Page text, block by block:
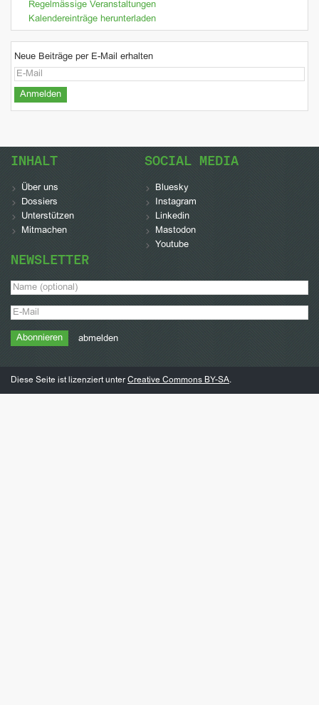
Regelmässige Veranstaltungen
Kalendereinträge herunterladen
Neue Beiträge per E-Mail erhalten
INHALT
Über uns
Dossiers
Unterstützen
Mitmachen
SOCIAL MEDIA
Bluesky
Instagram
Linkedin
Mastodon
Youtube
NEWSLETTER
abmelden
Diese Seite ist lizenziert unter Creative Commons BY-SA.